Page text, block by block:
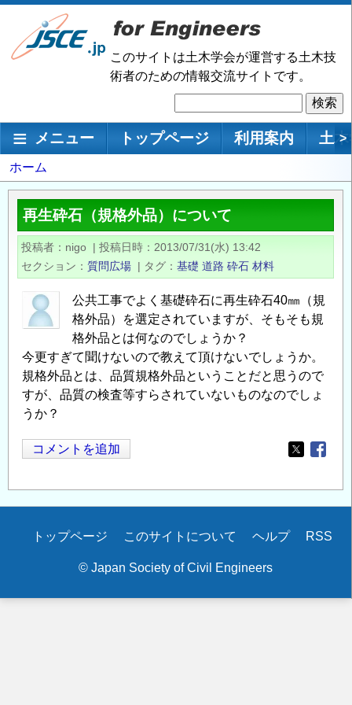
メ
ン
移
このサイトは土木学会が運営する土木技
術者のための情報交流サイトです。
索
メインナビゲーション
メニュー トップページ 利用案内 土 >
パ
ン
く
ず
ホーム
再生砕石（規格外品）について
投稿者 nigo | 投稿日時
2013/07/31(水) 13:42
セクション
質問広場 | タグ 基礎 道路 砕石 材料
公共工事でよく基礎砕石に再生砕石40㎜（規
格外品）を選定されていますが、そもそも規
格外品とは何なのでしょうか？
今更すぎて聞けないので教えて頂けないでしょうか。
規格外品とは、品質規格外品ということだと思うので
すが、品質の検査等すらされていないものなのでしょ
うか？
コメントを追加
Opens in
Secondary
トップページ このサイトについて ヘルプ RSS
© Japan Society of Civil Engineers